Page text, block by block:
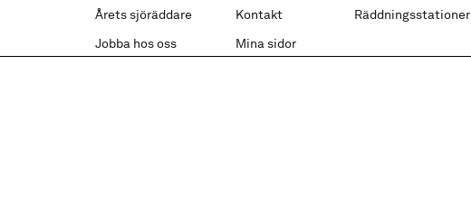
Årets sjöräddare
Kontakt Räddningsstationer
Jobba hos oss
Mina sidor